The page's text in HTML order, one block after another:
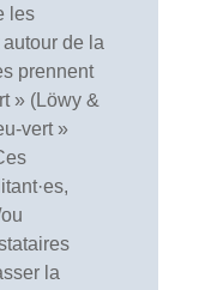
les
de la
prennent
» (Löwy &
vert »
la